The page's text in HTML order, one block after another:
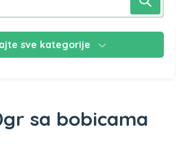
sve kategorije
sa bobicama